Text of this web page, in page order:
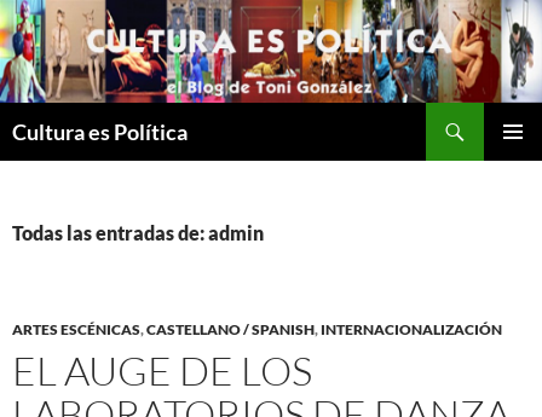
Saltar
al
contenido
Cultura es Política
Todas las entradas de: admin
ARTES ESCÉNICAS,CASTELLANO / SPANISH, INTERNACIONALIZACIÓN
EL AUGE DE LOS